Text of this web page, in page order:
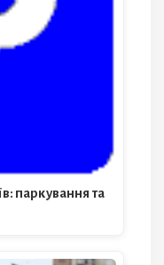
паркування та